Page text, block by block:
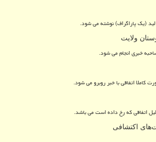
(یک پاراگراف) نوشته می شود.
ولایت
خبری انجام می شود.
کاملا اتفاقی با خبر روبرو می شود.
اتفاقی که رخ داده است می باشد.